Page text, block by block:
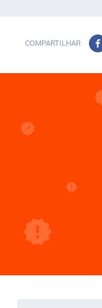
COMPARTILHAR